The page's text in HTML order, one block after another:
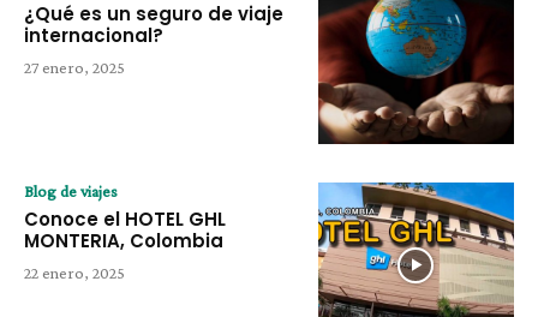
¿Qué es un seguro de viaje
internacional?
27 enero, 2025
Blog de viajes
Conoce el HOTEL GHL
MONTERIA, Colombia
22 enero, 2025